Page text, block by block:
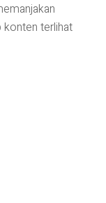
konten terlihat